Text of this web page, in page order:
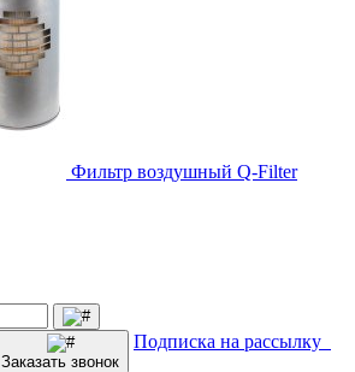
Фильтр воздушный Q-Filter
Заказать звонок
Подписка на рассылку